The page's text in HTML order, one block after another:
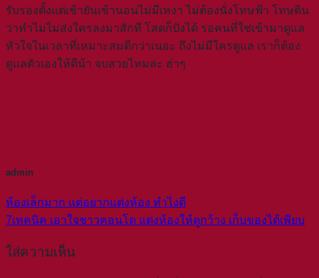
รับรองตั้งแต่เช้ายันเข้านอนไม่มีเหงา ไม่ต้องนั่งโทษฟ้า โทษดิน
ว่าทำไมไม่ส่งใครลงมาสักที โสดก็ปังได้ รอคนที่ใช่เข้ามาดูแล
หัวใจในเวลาที่เหมาะสมดีกว่าเนอะ ถึงไม่มีใครดูแล เราก็ต้อง
ดูแลตัวเองให้ดีน้า จบสวยไหมล่ะ ฮ่าๆ
admin
ห้องเล็กมาก แต่อยากแต่งห้อง ทำไงดี
7เทคนิค เอาใจชาวคอนโด แต่งห้องให้ดูกว้าง เก็บของได้เพียบ
ใส่ความเห็น